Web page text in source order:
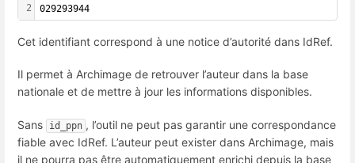
2
029293944
Cet identifiant correspond à une notice d’autorité dans IdRef.
Il permet à Archimage de retrouver l’auteur dans la base
nationale et de mettre à jour les informations disponibles.
Sans id_ppn , l’outil ne peut pas garantir une correspondance
fiable avec IdRef. L’auteur peut exister dans Archimage, mais
il ne pourra pas être automatiquement enrichi depuis la base